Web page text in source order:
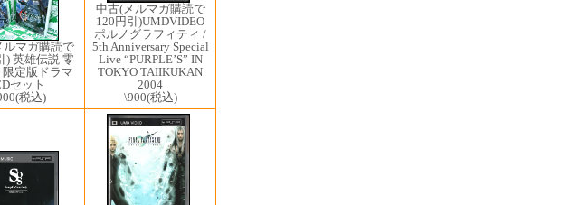
ルマガ購読で
) 英雄伝説 零
定版ドラマ
セット
(税込)
中古(メルマガ購読で
120円引)UMDVIDEO
ポルノグラフィティ /
5th Anniversary Special
Live “PURPLE’S” IN
TOKYO TAIIKUKAN
2004
\900(税込)